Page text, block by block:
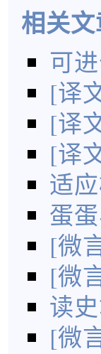
相关
可
[译
[译
[译
适
蛋
[微
[微
读
[微